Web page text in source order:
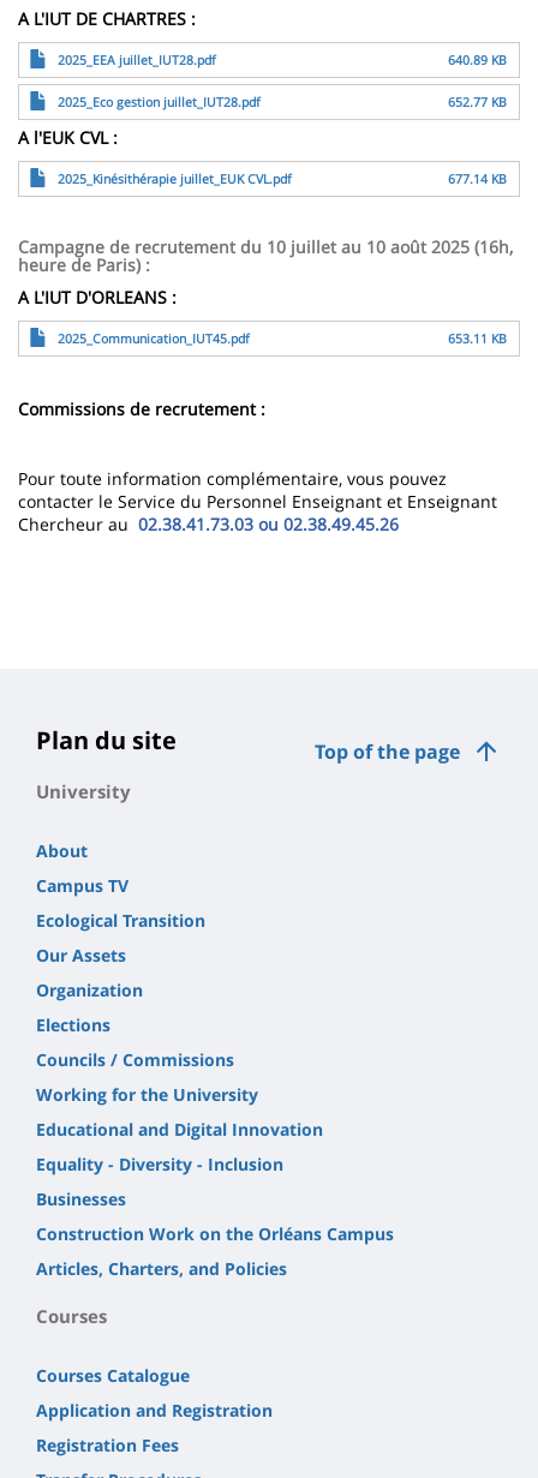
A L'IUT DE CHARTRES :
File
2025_EEA juillet_IUT28.pdf 640.89 KB
File 2025_Eco gestion juillet_IUT28.pdf 652.77 KB
A l'EUK CVL :
File
2025_Kinésithérapie juillet_EUK CVL.pdf 677.14 KB
Campagne de recrutement du 10 juillet au 10 août 2025 (16h,
heure de Paris) :
A L'IUT D'ORLEANS :
File
2025_Communication_IUT45.pdf 653.11 KB
Commissions de recrutement :
Pour toute information complémentaire, vous pouvez
contacter le Service du Personnel Enseignant et Enseignant
Chercheur au 02.38.41.73.03 ou 02.38.49.45.26
Top of the page
Plan du site
University
About
Campus TV
Ecological Transition
Our Assets
Organization
Elections
Councils / Commissions
Working for the University
Educational and Digital Innovation
Equality - Diversity - Inclusion
Businesses
Construction Work on the Orléans Campus
Articles, Charters, and Policies
Courses
Courses Catalogue
Application and Registration
Registration Fees